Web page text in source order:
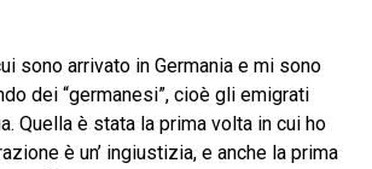
sono arrivato in Germania e mi sono
dei “germanesi”, cioè gli emigrati
Quella è stata la prima volta in cui ho
è un’ ingiustizia, e anche la prima